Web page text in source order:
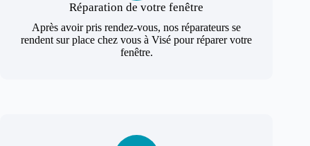
Réparation de votre fenêtre
Après avoir pris rendez-vous, nos réparateurs se
rendent sur place chez vous à Visé pour réparer votre
fenêtre.